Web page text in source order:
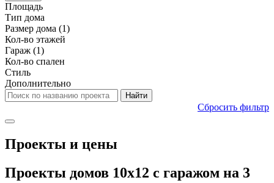
Площадь
Тип дома
Размер дома (1)
Кол-во этажей
Гараж (1)
Кол-во спален
Стиль
Дополнительно
Сбросить фильтр
Проекты и цены
Проекты домов 10x12 с гаражом на 3